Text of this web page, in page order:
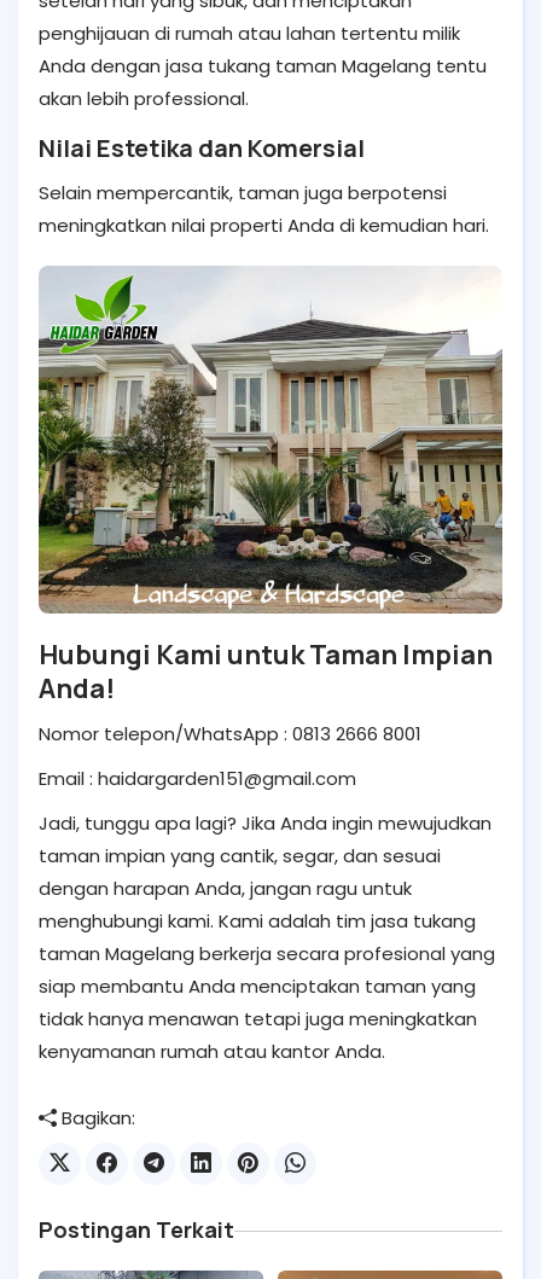
penghijauan di rumah atau lahan tertentu milik
Anda dengan jasa tukang taman Magelang tentu
akan lebih professional.
Nilai Estetika dan Komersial
Selain mempercantik, taman juga berpotensi
meningkatkan nilai properti Anda di kemudian hari.
Hubungi Kami untuk Taman Impian
Anda!
Nomor telepon/WhatsApp : 0813 2666 8001
Email : haidargarden151@gmail.com
Jadi, tunggu apa lagi? Jika Anda ingin mewujudkan
taman impian yang cantik, segar, dan sesuai
dengan harapan Anda, jangan ragu untuk
menghubungi kami. Kami adalah tim jasa tukang
taman Magelang berkerja secara profesional yang
siap membantu Anda menciptakan taman yang
tidak hanya menawan tetapi juga meningkatkan
kenyamanan rumah atau kantor Anda.
Bagikan:
Postingan Terkait